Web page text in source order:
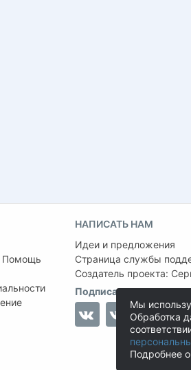
Помощь
НАПИСАТЬ НАМ
Идеи и предложения
Страница службы
Создатель проекта:
Подписаться на нас
Мы
Обработка
Подробнее о